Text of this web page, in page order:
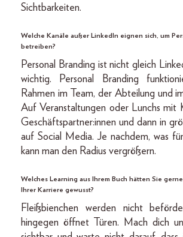
Sichtbarkeiten.
Welche Kanäle außer LinkedIn eignen sich, um
betreiben?
Personal Branding ist nicht gleich
wichtig. Personal Branding
Rahmen im Team, der Abteilung und
Auf Veranstaltungen oder Lunchs mit
Geschäftspartner:innen und dann in
auf Social Media. Je nachdem, was
kann man den Radius vergrößern.
Welches Learning aus Ihrem Buch hätten Sie
Ihrer Karriere gewusst?
Fleißbienchen werden nicht
hingegen öffnet Türen. Mach dich